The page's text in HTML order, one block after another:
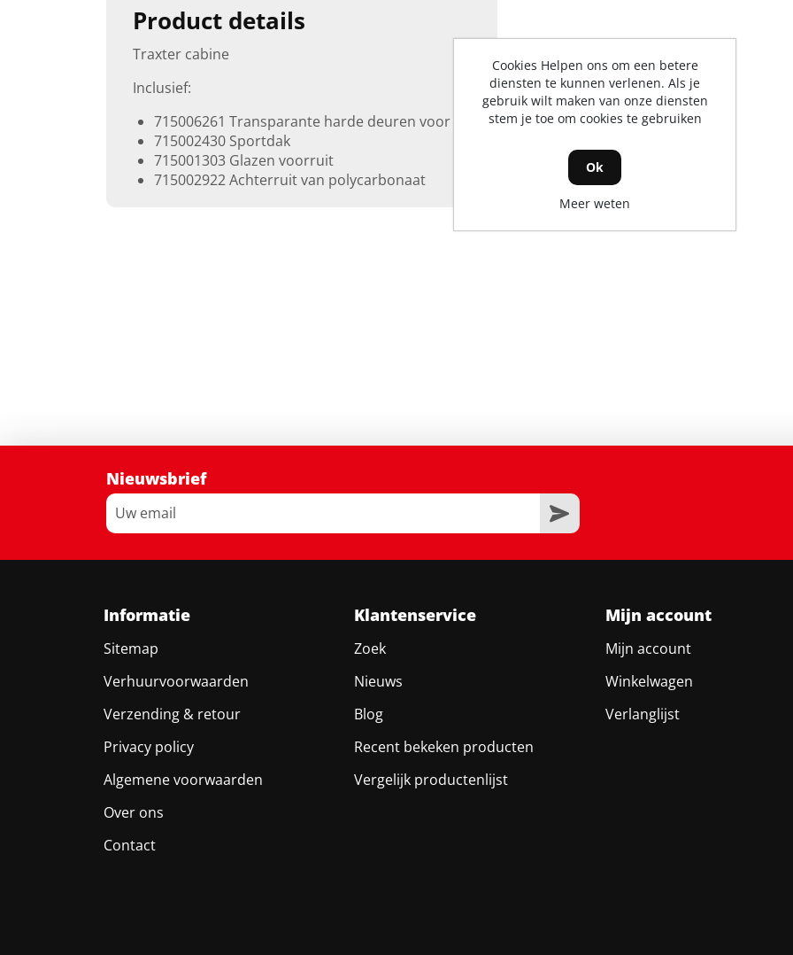
Product details
Traxter cabine
Inclusief:
715006261 Transparante harde deuren voor
715002430 Sportdak
715001303 Glazen voorruit
715002922 Achterruit van polycarbonaat
Nieuwsbrief
Informatie
Sitemap
Verhuurvoorwaarden
Verzending & retour
Privacy policy
Algemene voorwaarden
Over ons
Contact
Klantenservice
Zoek
Nieuws
Blog
Recent bekeken producten
Vergelijk productenlijst
Mijn account
Mijn account
Winkelwagen
Verlanglijst
Cookies Helpen ons om een betere
diensten te kunnen verlenen. Als je
gebruik wilt maken van onze diensten
stem je toe om cookies te gebruiken
Ok
Meer weten